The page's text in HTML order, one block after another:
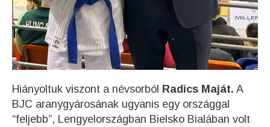
Hiányoltuk viszont a névsorból Radics Maját. A
BJC aranygyárosának ugyanis egy országgal
“feljebb”, Lengyelországban Bielsko Bialában volt